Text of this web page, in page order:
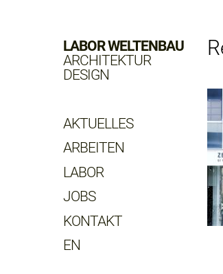
LABOR WELTENBAU
ARCHITEKTUR
DESIGN
AKTUELLES
ARBEITEN
LABOR
JOBS
KONTAKT
EN